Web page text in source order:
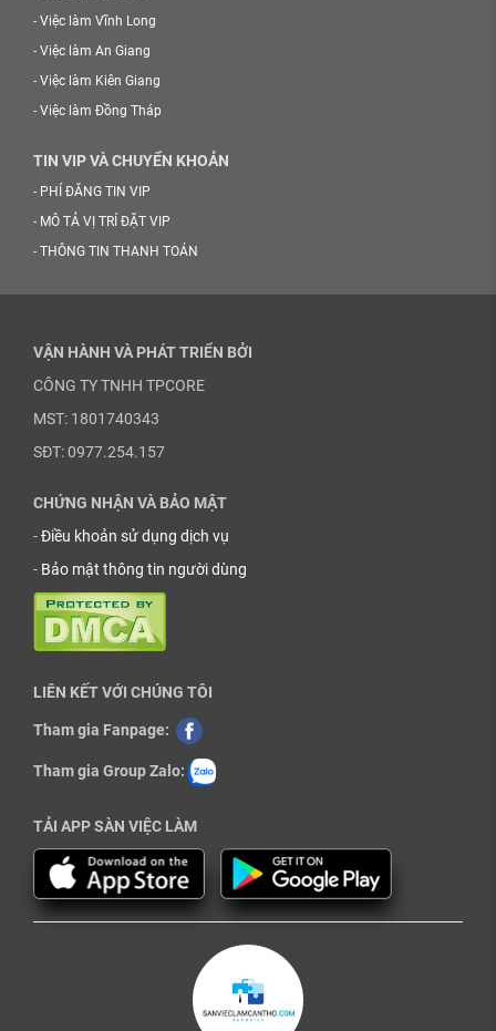
- Việc làm Vĩnh Long
- Việc làm An Giang
- Việc làm Kiên Giang
- Việc làm Đồng Tháp
TIN VIP VÀ CHUYỂN KHOẢN
- PHÍ ĐĂNG TIN VIP
- MÔ TẢ VỊ TRÍ ĐẶT VIP
- THÔNG TIN THANH TOÁN
VẬN HÀNH VÀ PHÁT TRIỂN BỞI
CÔNG TY TNHH TPCORE
MST: 1801740343
SĐT: 0977.254.157
CHỨNG NHẬN VÀ BẢO MẬT
-Điều khoản sử dụng dịch vụ
- Bảo mật thông tin người dùng
LIÊN KẾT VỚI CHÚNG TÔI
Tham gia Fanpage:
Tham gia Group Zalo:
TẢI APP SÀN VIỆC LÀM